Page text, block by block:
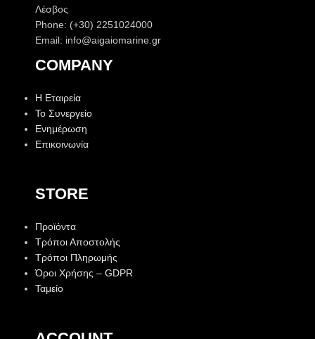
Λέσβος
Phone: (+30) 2251024000
Email: info@aigaiomarine.gr
COMPANY
Η Εταιρεία
Το Συνεργείο
Ενημέρωση
Επικοινωνία
STORE
Προϊόντα
Τρόποι Αποστολής
Τρόποι Πληρωμής
Όροι Χρήσης – GDPR
Ταμείο